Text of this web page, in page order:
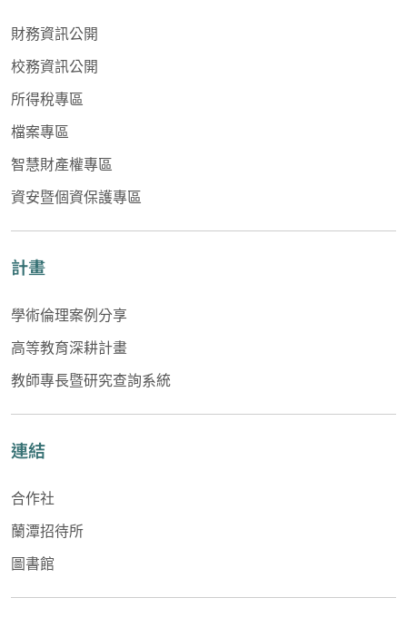
財務資訊公開
校務資訊公開
所得稅專區
檔案專區
智慧財產權專區
資安暨個資保護專區
計畫
學術倫理案例分享
高等教育深耕計畫
教師專長暨研究查詢系統
連結
合作社
蘭潭招待所
圖書館